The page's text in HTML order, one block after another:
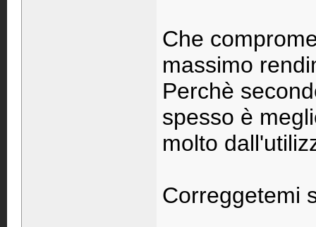
Che
massimo
Perchè
spesso è
molto
Correggetemi